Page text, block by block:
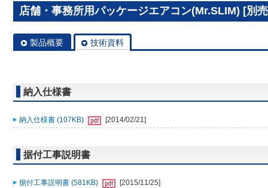
店舗・事務所用パッケージエアコン(Mr.SLIM) [別
製品概要 技術資料
納入仕様書
納入仕様書 (107KB) [2014/02/21]
据付工事説明書
据付工事説明書 (581KB) [2015/11/25]